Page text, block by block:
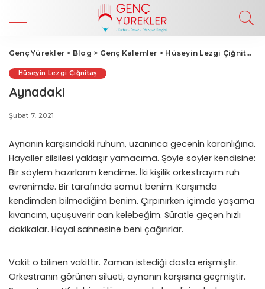
Genç Yürekler > Blog > Genç Kalemler > Hüseyin Lezgi Çiğnitaş
Hüseyin Lezgi Çiğnitaş
Aynadaki
Şubat 7, 2021
Aynanın karşısındaki ruhum, uzanınca gecenin karanlığına.
Hayaller silsilesi yaklaşır yamacıma. Şöyle söyler kendisine:
Bir söylem hazırlarım kendime. İki kişilik orkestrayım ruh
evrenimde. Bir tarafında somut benim. Karşımda
kendimden bilmediğim benim. Çırpınırken içimde yaşama
kıvancım, uçuşuverir can kelebeğim. Süratle geçen hızlı
dakikalar. Hayal sahnesine beni çağırırlar.
Vakit o bilinen vakittir. Zaman istediği dosta erişmiştir.
Orkestranın görünen silueti, aynanın karşısına geçmiştir.